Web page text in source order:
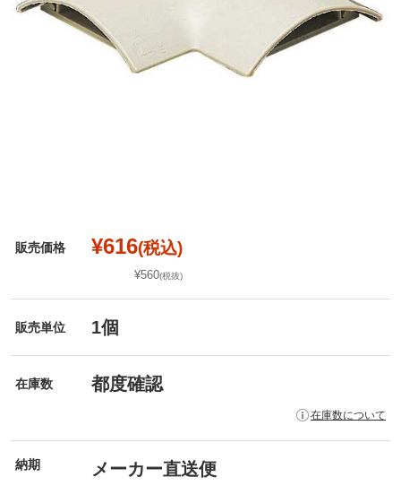
販売価格 ¥616(税込)
¥560(税抜)
販売単位 1個
在庫数 都度確認
在庫数について
納期 メーカー直送便